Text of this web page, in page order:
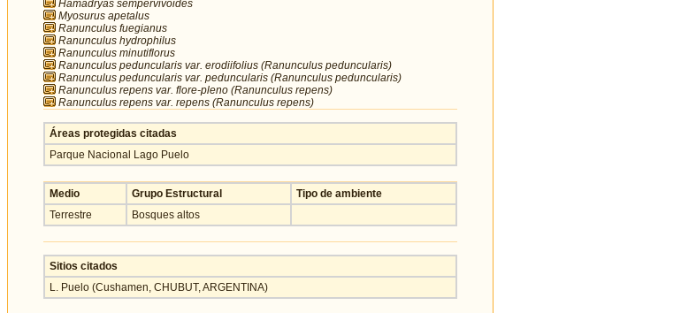
Hamadryas sempervivoides
Myosurus apetalus
Ranunculus fuegianus
Ranunculus hydrophilus
Ranunculus minutiflorus
Ranunculus peduncularis var. erodiifolius (Ranunculus peduncularis)
Ranunculus peduncularis var. peduncularis (Ranunculus peduncularis)
Ranunculus repens var. flore-pleno (Ranunculus repens)
Ranunculus repens var. repens (Ranunculus repens)
Áreas protegidas citadas
Parque Nacional Lago Puelo
Medio Grupo Estructural
Tipo de ambiente
Terrestre
Bosques altos
Sitios citados
L. Puelo (Cushamen, CHUBUT, ARGENTINA)